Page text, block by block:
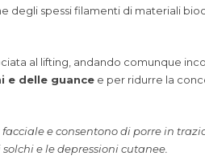
degli spessi filamenti di materiali
al lifting, andando comunque
e delle guance e per ridurre la
e consentono di porre in
e le depressioni cutanee.